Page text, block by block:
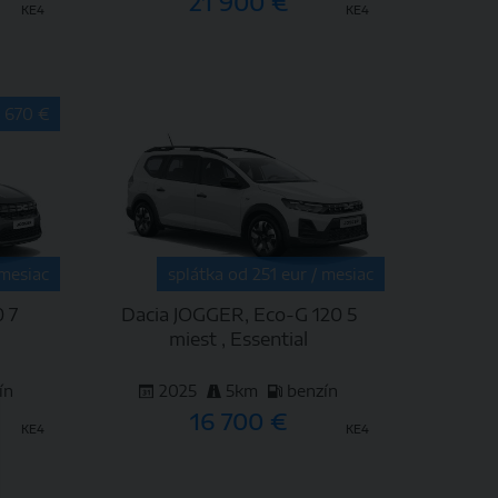
KE4 KE4
670 €
7
KE4
splátka od 251 eur / mesiac
Dacia JOGGER, Eco-G 120 5
miest , Essential
2025 5km benzín
16 700 € KE4